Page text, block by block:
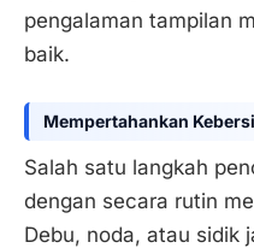
pengalaman tampilan
baik.
Mempertahankan
Salah satu langkah
dengan secara rutin
Debu, noda, atau sidik